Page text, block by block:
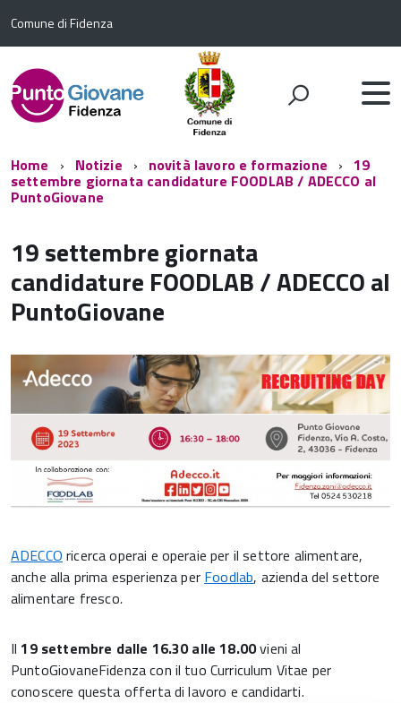
Comune di Fidenza
Home Notizie novità lavoro e formazione 19
settembre giornata candidature FOODLAB / ADECCO al
PuntoGiovane
19 settembre giornata
candidature FOODLAB / ADECCO al
PuntoGiovane
ADECCO ricerca operai e operaie per il settore alimentare,
anche alla prima esperienza per Foodlab, azienda del settore
alimentare fresco.
Il19 settembre dalle 16.30 alle 18.00vieni al
PuntoGiovaneFidenza con il tuo Curriculum Vitae per
conoscere questa offerta di lavoro e candidarti.